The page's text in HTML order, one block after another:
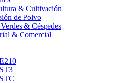
& Cultivación
de Polvo
& Céspedes
& Comercial